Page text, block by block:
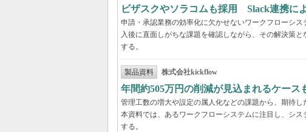
ビザスクやソラコムも採用 Slack連携に
申請・承認業務の効率化に欠かせないワークフローシ
入後に直面しがちな課題を確認しながら、その解決策
する。
製品資料 株式会社kickflow
年間約505万円の削減が見込まれるケー
管理工数の増大や設定の属人化などの課題から、期待
本資料では、あるワークフローシステムに注目し、シ
する。